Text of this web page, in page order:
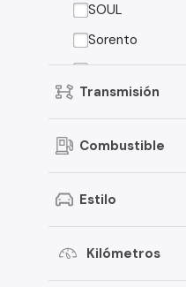
Foton
Jeep
Mitsubishi
Audi
Haval
Honda
SOUL
Sorento
Sorento EX
Transmisión
Combustible
Estilo
Kilómetros